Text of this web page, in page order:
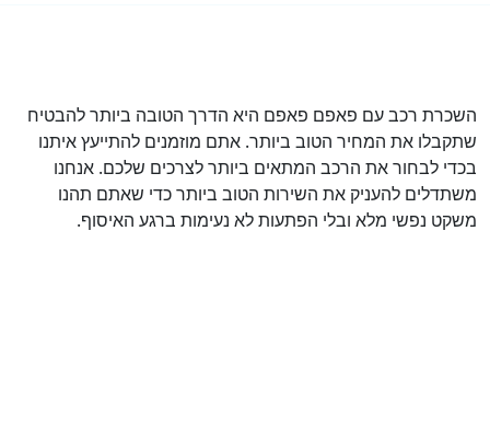
השכרת רכב עם פאפם פאפם היא הדרך הטובה ביותר להבטיח
שתקבלו את המחיר הטוב ביותר. אתם מוזמנים להתייעץ איתנו
בכדי לבחור את הרכב המתאים ביותר לצרכים שלכם. אנחנו
משתדלים להעניק את השירות הטוב ביותר כדי שאתם תהנו
משקט נפשי מלא ובלי הפתעות לא נעימות ברגע האיסוף.